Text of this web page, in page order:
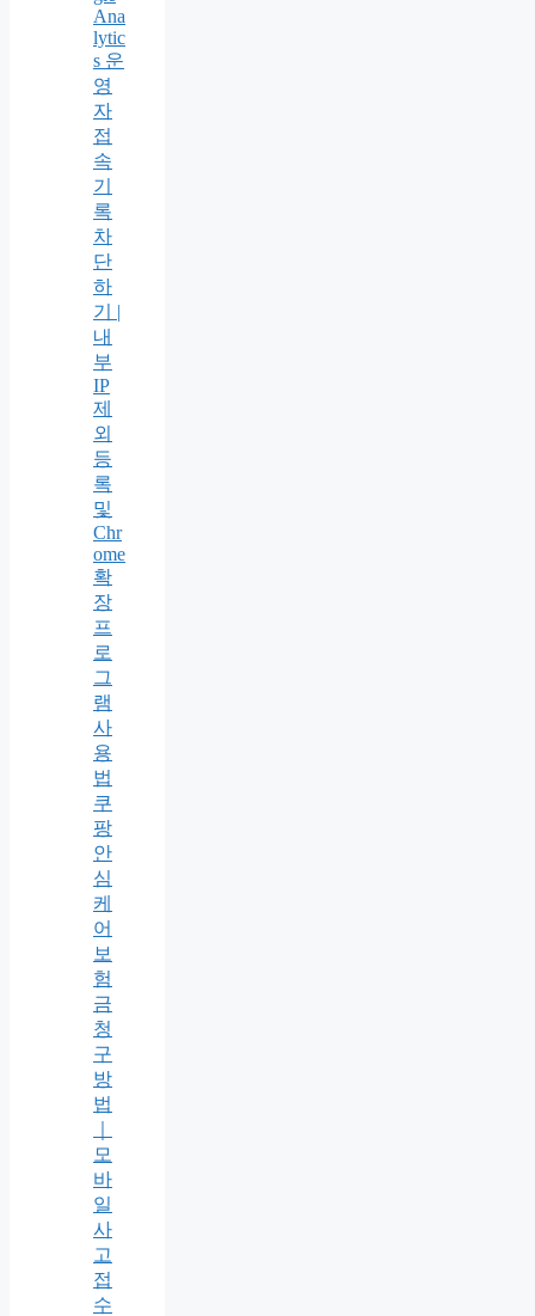
Ana
lytic
s 운
영
자
접
속
기
록
차
단
하
기 |
내
부
IP
제
외
등
록
및
Chr
ome
확
장
프
로
그
램
사
용
법
쿠
팡
안
심
케
어
보
험
금
청
구
방
법
모
바
일
사
고
접
수